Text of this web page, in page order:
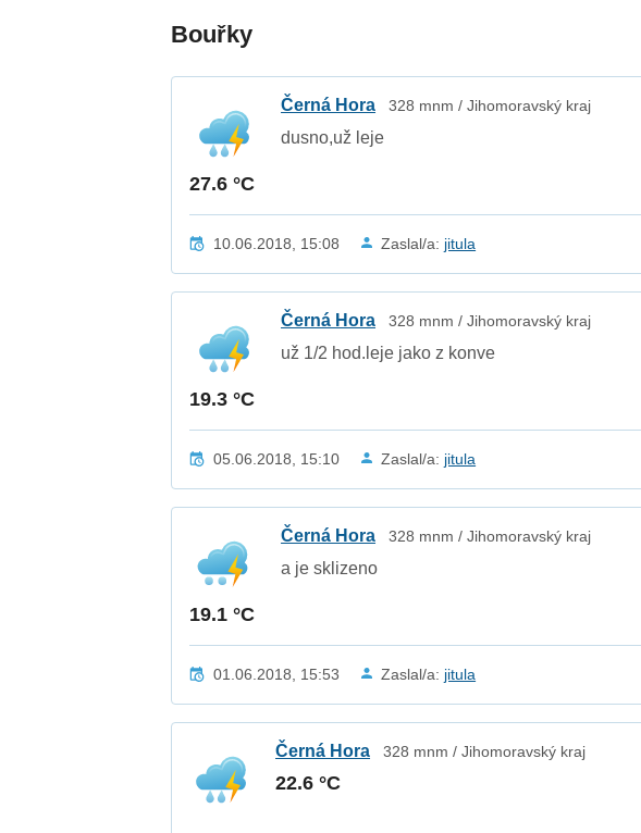
Bouřky
27.6 °C
Černá Hora 328 mnm / Jihomoravský kraj
dusno,už leje
10.06.2018, 15:08 Zaslal/a: jitula
19.3 °C
Černá Hora 328 mnm / Jihomoravský kraj
už 1/2 hod.leje jako z konve
05.06.2018, 15:10 Zaslal/a: jitula
19.1 °C
Černá Hora 328 mnm / Jihomoravský kraj
a je sklizeno
01.06.2018, 15:53 Zaslal/a: jitula
Černá Hora 328 mnm / Jihomoravský kraj
22.6 °C